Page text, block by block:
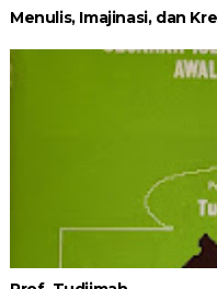
Menulis, Imajinasi, dan